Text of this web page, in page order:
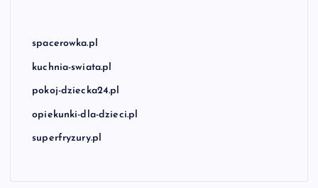
spacerowka.pl
kuchnia-swiata.pl
pokoj-dziecka24.pl
opiekunki-dla-dzieci.pl
superfryzury.pl